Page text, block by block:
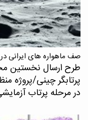
صف ماهواره های ایرانی در
طرح ارسال نخستین
پرتابگر چینی/پروژه
در مرحله پرتاب